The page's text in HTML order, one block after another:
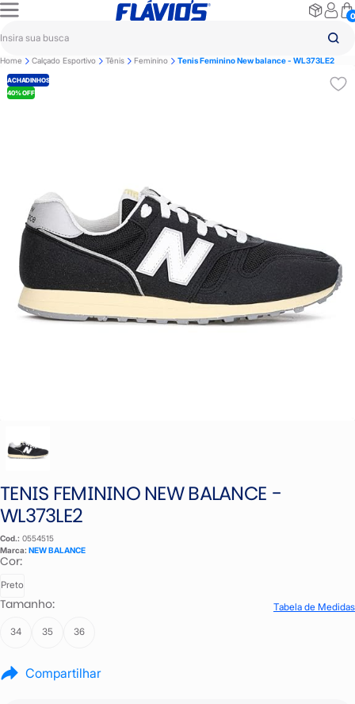
0
Home Calçado Esportivo Tênis Feminino Tenis Feminino New balance - WL373LE2
40% OFF
ACHADINHOS
TENIS FEMININO NEW BALANCE -
WL373LE2
Cod.: 0554515
Marca: NEW BALANCE
Cor:
Preto
Tamanho: Tabela de Medidas
34 35 36
Compartilhar